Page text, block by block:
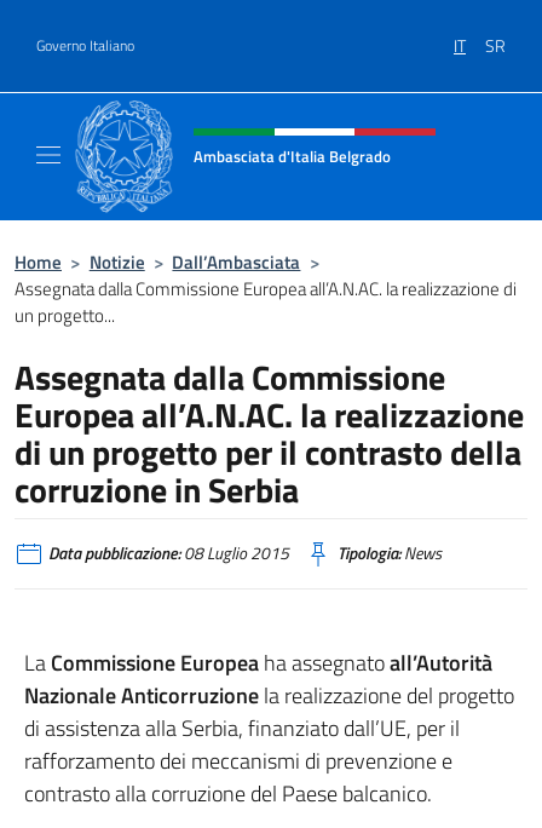
Governo Italiano IT SR
Intestazione sito, social e menù
Ambasciata d'Italia Belgrado
Home > Notizie > Dall’Ambasciata >
Assegnata dalla Commissione Europea all’A.N.AC. la realizzazione di
un progetto...
Assegnata dalla Commissione
Europea all’A.N.AC. la realizzazione
di un progetto per il contrasto della
corruzione in Serbia
Data pubblicazione:08 Luglio 2015 Tipologia:News
LaCommissione Europeaha assegnatoall’Autorità
Nazionale Anticorruzionela realizzazione del progetto
di assistenza alla Serbia, finanziato dall’UE, per il
rafforzamento dei meccanismi di prevenzione e
contrasto alla corruzione del Paese balcanico.